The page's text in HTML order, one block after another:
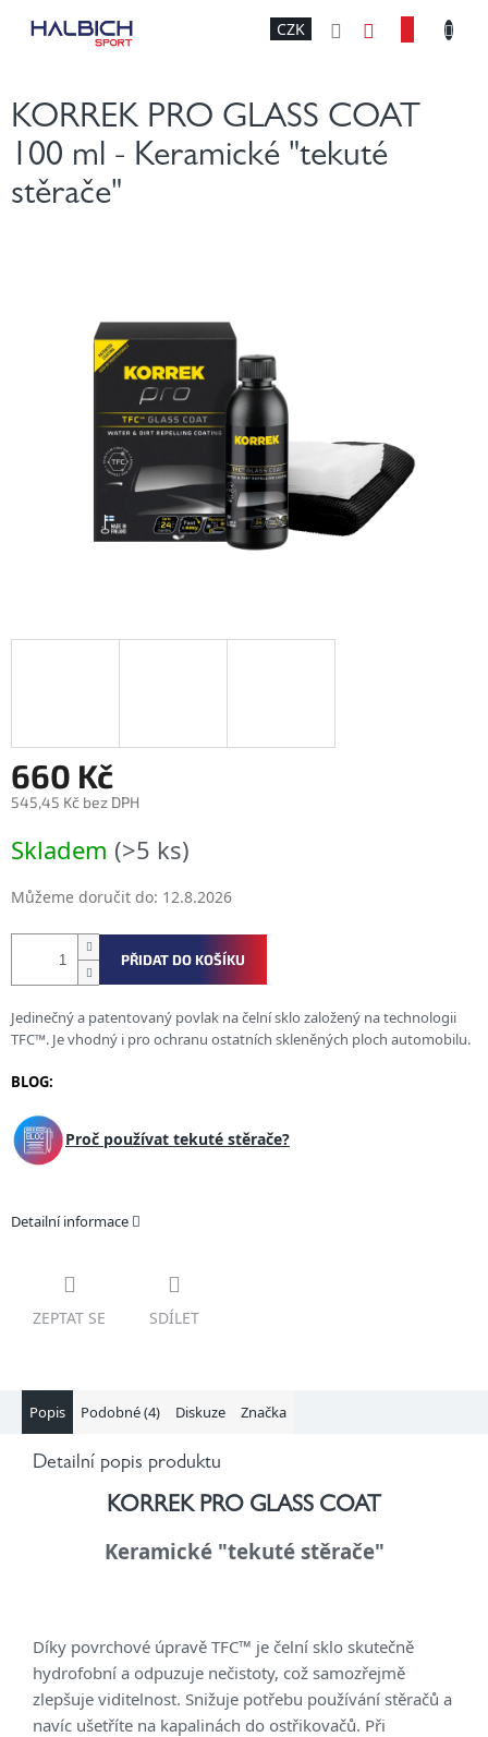
CZK
KORREK PRO GLASS COAT
100 ml - Keramické "tekuté
stěrače"
660 Kč
545,45 Kč bez DPH
cena:
Skladem (>5 ks)
Můžeme doručit do: 12.8.2026
PŘIDAT DO KOŠÍKU
Jedinečný a patentovaný povlak na čelní sklo založený na technologii
TFC™. Je vhodný i pro ochranu ostatních skleněných ploch automobilu.
BLOG:
Proč používat tekuté stěrače?
Detailní informace
ZEPTAT SE SDÍLET
Popis Podobné (4) Diskuze Značka
Detailní popis produktu
KORREK PRO GLASS COAT
Keramické "tekuté stěrače"
Díky povrchové úpravě TFC™ je čelní sklo skutečně
hydrofobní a odpuzuje nečistoty, což samozřejmě
zlepšuje viditelnost. Snižuje potřebu používání stěračů a
navíc ušetříte na kapalinách do ostřikovačů. Při